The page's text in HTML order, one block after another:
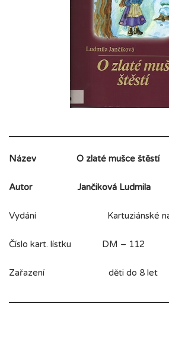
Název O zlaté mušce štěstí
Autor Jančiková Ludmila
Vydání Kartuziánské
Číslo kart. lístku DM – 112
Zařazení děti do 8 let